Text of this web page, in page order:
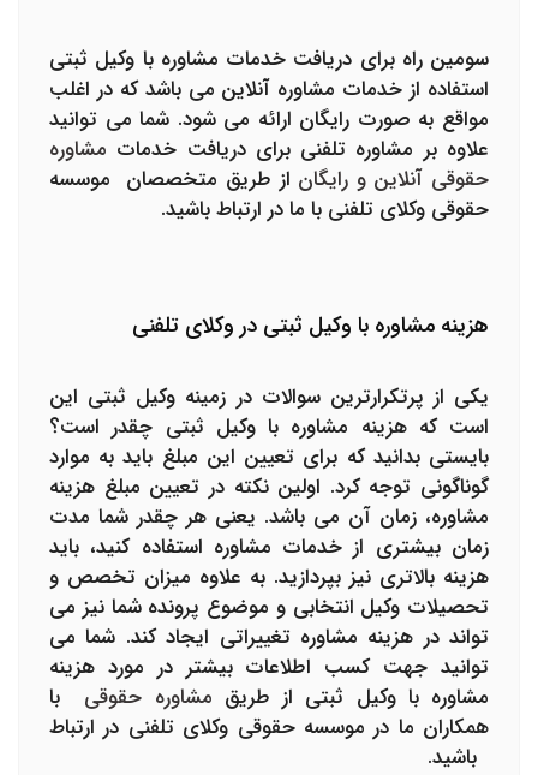
سومین راه برای دریافت خدمات مشاوره با وکیل ثبتی
استفاده از خدمات مشاوره آنلاین می باشد که در اغلب
مواقع به صورت رایگان ارائه می شود. شما می توانید
علاوه بر مشاوره تلفنی برای دریافت خدمات مشاوره
حقوقی آنلاین و رایگان از طریق متخصصان موسسه
حقوقی وکلای تلفنی با ما در ارتباط باشید.
هزینه مشاوره با وکیل ثبتی در وکلای تلفنی
یکی از پرتکرارترین سوالات در زمینه وکیل ثبتی این
است که هزینه مشاوره با وکیل ثبتی چقدر است؟
بایستی بدانید که برای تعیین این مبلغ باید به موارد
گوناگونی توجه کرد. اولین نکته در تعیین مبلغ هزینه
مشاوره، زمان آن می باشد. یعنی هر چقدر شما مدت
زمان بیشتری از خدمات مشاوره استفاده کنید، باید
هزینه بالاتری نیز بپردازید. به علاوه میزان تخصص و
تحصیلات وکیل انتخابی و موضوع پرونده شما نیز می
تواند در هزینه مشاوره تغییراتی ایجاد کند. شما می
توانید جهت کسب اطلاعات بیشتر در مورد هزینه
مشاوره با وکیل ثبتی از طریق مشاوره حقوقی با
همکاران ما در موسسه حقوقی وکلای تلفنی در ارتباط
باشید.